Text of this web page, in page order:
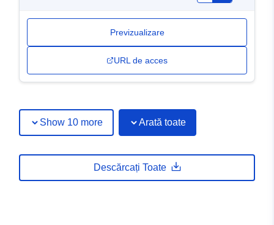
Previzualizare
URL de acces
Show 10 more Arată toate
Descărcați Toate